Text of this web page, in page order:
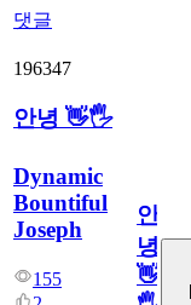
댓글
196347
안녕 👋🖐
Dynamic
Bountiful
Joseph
155
안
녕
👋